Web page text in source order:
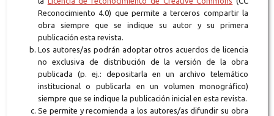
Reconocimiento 4.0) que permite a terceros compartir la
obra siempre que se indique su autor y su primera
publicación esta revista.
Los autores/as podrán adoptar otros acuerdos de licencia
no exclusiva de distribución de la versión de la obra
publicada (p. ej.: depositarla en un archivo telemático
institucional o publicarla en un volumen monográfico)
siempre que se indique la publicación inicial en esta revista.
Se permite y recomienda a los autores/as difundir su obra